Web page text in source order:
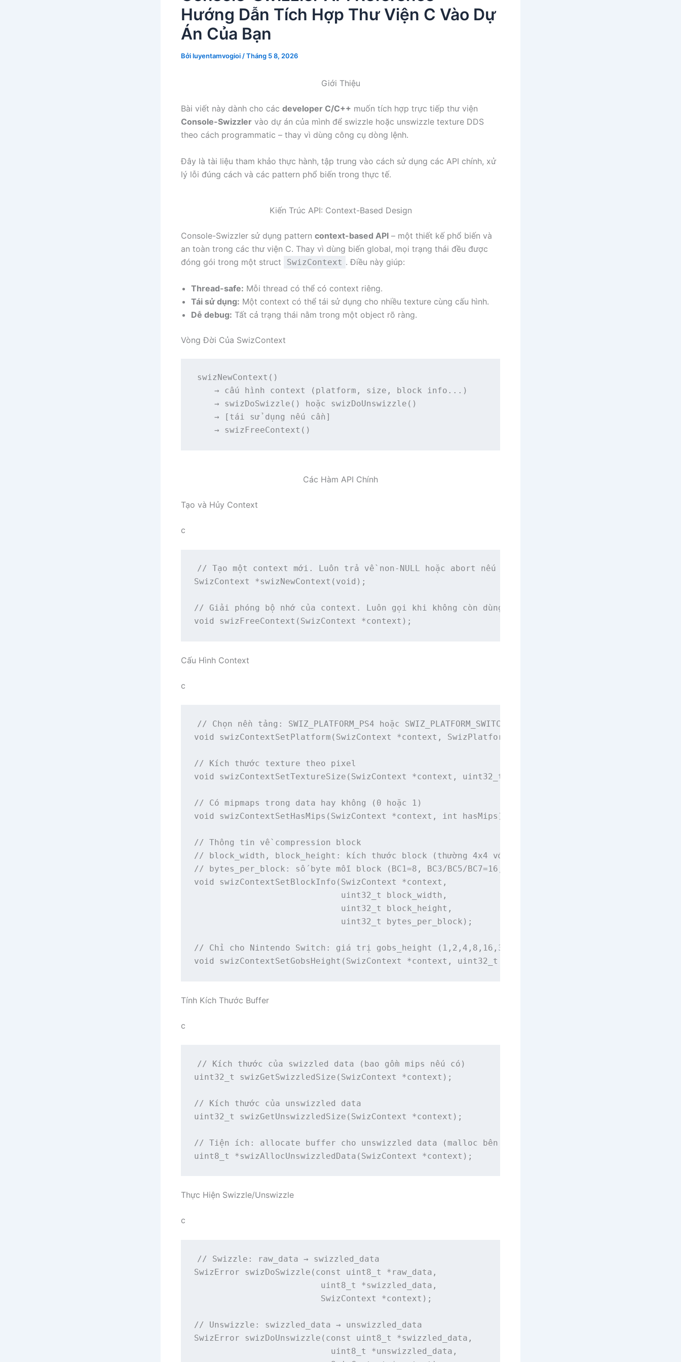
Hướng Dẫn Tích Hợp Thư Viện C Vào Dự
Án Của Bạn
Bởiluyentamvogioi /Tháng 5 8, 2026
Giới Thiệu
Bài viết này dành cho các developer C/C++ muốn tích hợp trực tiếp thư viện
Console-Swizzler vào dự án của mình để swizzle hoặc unswizzle texture DDS
theo cách programmatic – thay vì dùng công cụ dòng lệnh.
Đây là tài liệu tham khảo thực hành, tập trung vào cách sử dụng các API chính, xử
lý lỗi đúng cách và các pattern phổ biến trong thực tế.
Kiến Trúc API: Context-Based Design
Console-Swizzler sử dụng pattern context-based API – một thiết kế phổ biến và
an toàn trong các thư viện C. Thay vì dùng biến global, mọi trạng thái đều được
đóng gói trong một struct
SwizContext . Điều này giúp:
Thread-safe: Mỗi thread có thể có context riêng.
Tái sử dụng: Một context có thể tái sử dụng cho nhiều texture cùng cấu hình.
Dễ debug: Tất cả trạng thái nằm trong một object rõ ràng.
Vòng Đời Của SwizContext
swizNewContext()
    → cấu hình context (platform, size, block info...)
    → swizDoSwizzle() hoặc swizDoUnswizzle()
    → [tái sử dụng nếu cần]
    → swizFreeContext()
Các Hàm API Chính
Tạo và Hủy Context
c
// Tạo một context mới. Luôn trả về non-NULL hoặc abort nếu hết bộ nhớ.
SwizContext *swizNewContext(void);
// Giải phóng bộ nhớ của context. Luôn gọi khi không còn dùng.
void swizFreeContext(SwizContext *context);
Cấu Hình Context
c
// Chọn nền tảng: SWIZ_PLATFORM_PS4 hoặc SWIZ_PLATFORM_SWITCH
void swizContextSetPlatform(SwizContext *context, SwizPlatform platform);
// Kích thước texture theo pixel
void swizContextSetTextureSize(SwizContext *context, uint32_t width, uint32_t height);
// Có mipmaps trong data hay không (0 hoặc 1)
void swizContextSetHasMips(SwizContext *context, int hasMips);
// Thông tin về compression block
// block_width, block_height: kích thước block (thường 4x4 với DXT/BC)
// bytes_per_block: số byte mỗi block (BC1=8, BC3/BC5/BC7=16, v.v.)
void swizContextSetBlockInfo(SwizContext *context,
                             uint32_t block_width,
                             uint32_t block_height,
                             uint32_t bytes_per_block);
// Chỉ cho Nintendo Switch: giá trị gobs_height (1,2,4,8,16,32)
void swizContextSetGobsHeight(SwizContext *context, uint32_t gobs_height);
Tính Kích Thước Buffer
c
// Kích thước của swizzled data (bao gồm mips nếu có)
uint32_t swizGetSwizzledSize(SwizContext *context);
// Kích thước của unswizzled data
uint32_t swizGetUnswizzledSize(SwizContext *context);
// Tiện ích: allocate buffer cho unswizzled data (malloc bên trong, caller phải free)
uint8_t *swizAllocUnswizzledData(SwizContext *context);
Thực Hiện Swizzle/Unswizzle
c
// Swizzle: raw_data → swizzled_data
SwizError swizDoSwizzle(const uint8_t *raw_data,
                         uint8_t *swizzled_data,
                         SwizContext *context);
// Unswizzle: swizzled_data → unswizzled_data
SwizError swizDoUnswizzle(const uint8_t *swizzled_data,
                           uint8_t *unswizzled_data,